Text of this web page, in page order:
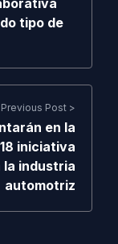
tipo de
Previous Post >
en la
iniciativa
la industria
automotriz